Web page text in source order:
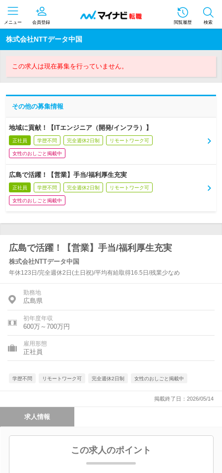
メニュー 会員登録 閲覧履歴 検索
株式会社NTTデータ中国
この求人は現在募集を行っていません。
その他の募集情報
地域に貢献！【ITエンジニア（開発/インフラ）】
正社員 学歴不問 完全週休2日制 リモートワーク可
女性のおしごと掲載中
広島で活躍！【営業】手当/福利厚生充実
正社員 学歴不問 完全週休2日制 リモートワーク可
女性のおしごと掲載中
広島で活躍！【営業】手当/福利厚生充実
株式会社NTTデータ中国
年休123日/完全週休2日(土日祝)/平均有給取得16.5日/残業少なめ
勤務地
広島県
初年度年収
600万～700万円
雇用形態
正社員
学歴不問 リモートワーク可 完全週休2日制 女性のおしごと掲載中
掲載終了日：2026/05/14
求人情報
この求人のポイント